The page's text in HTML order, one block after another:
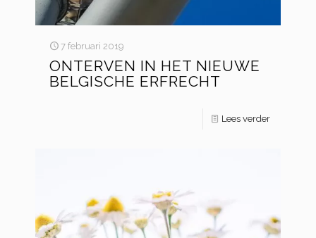
7 februari 2019
ONTERVEN IN HET NIEUWE
BELGISCHE ERFRECHT
Lees verder